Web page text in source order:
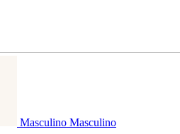
Masculino Masculino